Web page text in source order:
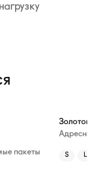
пакеты
Золотой
S L